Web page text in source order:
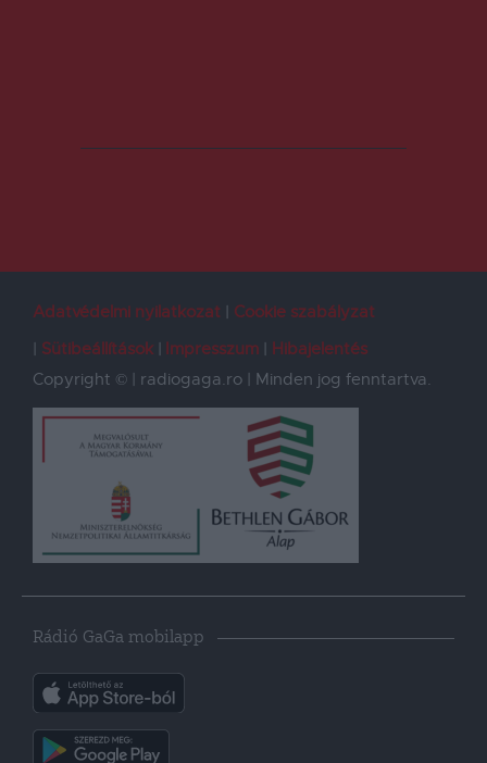
Adatvédelmi nyilatkozat
Cookie szabályzat
Sütibeállítások
Impresszum
Hibajelentés
Copyright © | radiogaga.ro | Minden jog fenntartva.
Rádió GaGa mobilapp